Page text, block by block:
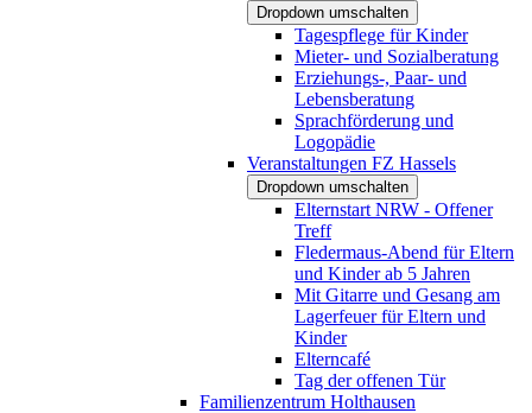
Dropdown umschalten
Tagespflege für Kinder
Mieter- und Sozialberatung
Erziehungs-, Paar- und
Lebensberatung
Sprachförderung und
Logopädie
Veranstaltungen FZ Hassels
Dropdown umschalten
Elternstart NRW - Offener
Treff
Fledermaus-Abend für Eltern
und Kinder ab 5 Jahren
Mit Gitarre und Gesang am
Lagerfeuer für Eltern und
Kinder
Elterncafé
Tag der offenen Tür
Familienzentrum Holthausen